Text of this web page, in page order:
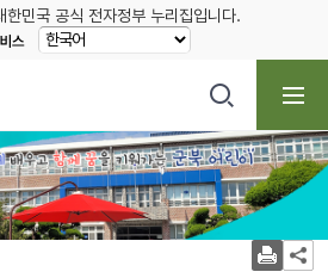
한민국 공식 전자정부 누리집입니다.